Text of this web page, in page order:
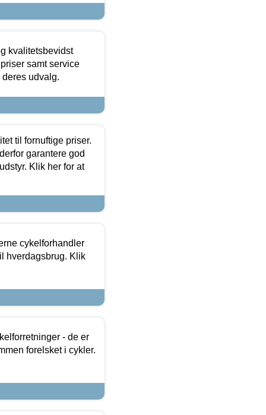
kvalitetsbevidst
samt service
udvalg.
til fornuftige priser.
garantere god
Klik her for at
cykelforhandler
hverdagsbrug. Klik
- de er
forelsket i cykler.